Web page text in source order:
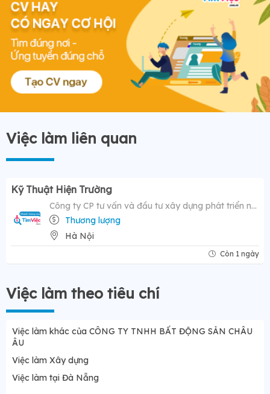
Việc làm liên quan
Kỹ Thuật Hiện Trường
Công ty CP tư vấn và đầu tư xây dựng phát triển nông thôn
Thương lượng
Hà Nội
Còn 1 ngày
Việc làm theo tiêu chí
Việc làm khác của CÔNG TY TNHH BẤT ĐỘNG SẢN CHÂU
ÂU
Việc làm Xây dựng
Việc làm tại Đà Nẵng